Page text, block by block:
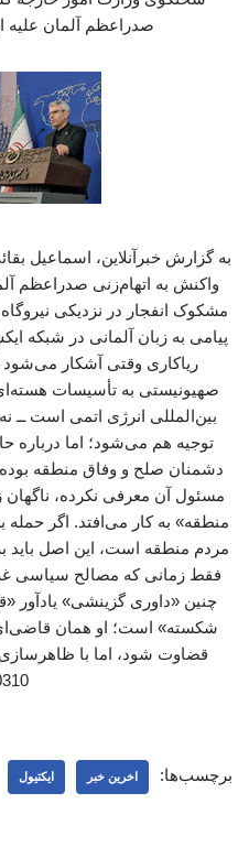
صدراعظم آلمان علیه
به گزارش خبرآنلاین، اسماعیل
واکنش به اتهام‌زنی صدراعظم
مشکوک انفجار در نزدیکی
پیامی به زبان آلمانی در
ریاکاری وقتی آشکار می‌شود
صهیونیستی به تأسیسات
بین‌المللی انرژی اتمی است ــ
توجیه هم می‌شود؛ اما درباره
دشمنان صلح و وفاق منطقه بوده
مسئول آن معرفی نکرده، ناگهان
منطقه» به کار می‌افتد. اگر
مردم منطقه است، این اصل باید
فقط زمانی که مصالح سیاسی
چنین «داوری گزینشی» یادآور
شکسته» است؛ او همان
قضاوت شود، اما با
برچسب‌ها: اخرین خبر ایکتیول